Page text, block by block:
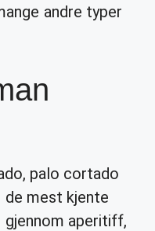
andre typer
palo cortado
mest kjente
aperitiff,